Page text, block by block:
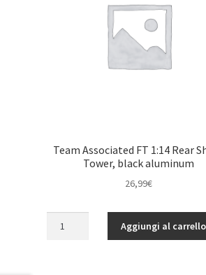
Team Associated FT 1:14 Rear
Tower, black aluminum
26,99€
Aggiungi al carrello